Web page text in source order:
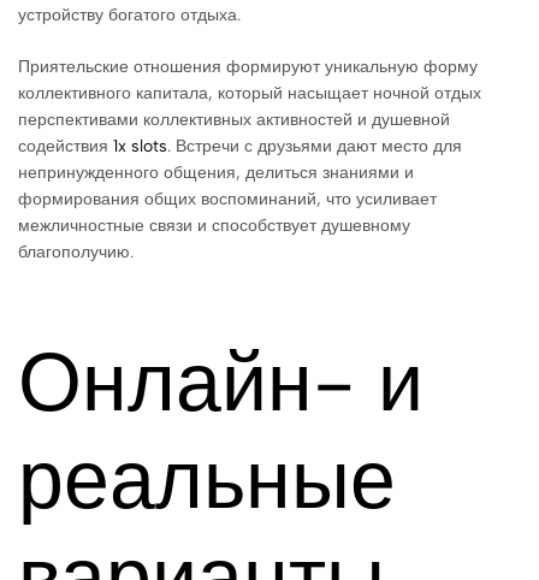
устройству богатого отдыха.
Приятельские отношения формируют уникальную форму
коллективного капитала, который насыщает ночной отдых
перспективами коллективных активностей и душевной
содействия 1x slots. Встречи с друзьями дают место для
непринужденного общения, делиться знаниями и
формирования общих воспоминаний, что усиливает
межличностные связи и способствует душевному
благополучию.
Онлайн- и
реальные